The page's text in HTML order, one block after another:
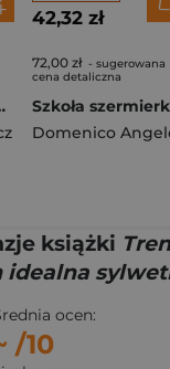
wyd. 3
42,32 zł
72,00 zł - sugerowana
cena detaliczna
Domenico
książki
idealna
ocen:
/10